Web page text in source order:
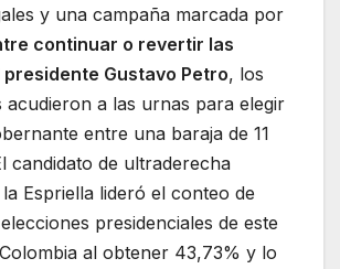
y una campaña marcada por
continuar o revertir las
Gustavo Petro, los
acudieron a las urnas para elegir
entre una baraja de 11
candidato de ultraderecha
Espriella lideró el conteo de
presidenciales de este
al obtener 43,73% y lo